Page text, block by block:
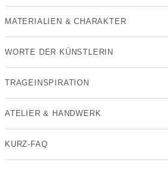
MATERIALIEN & CHARAKTER
WORTE DER KÜNSTLERIN
TRAGEINSPIRATION
ATELIER & HANDWERK
KURZ-FAQ